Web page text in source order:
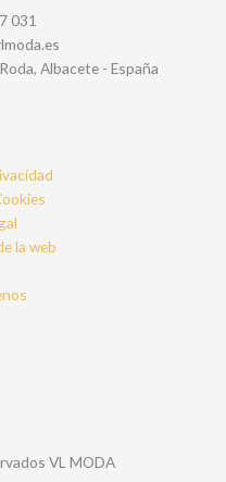
031
Albacete - España
la web
VL MODA